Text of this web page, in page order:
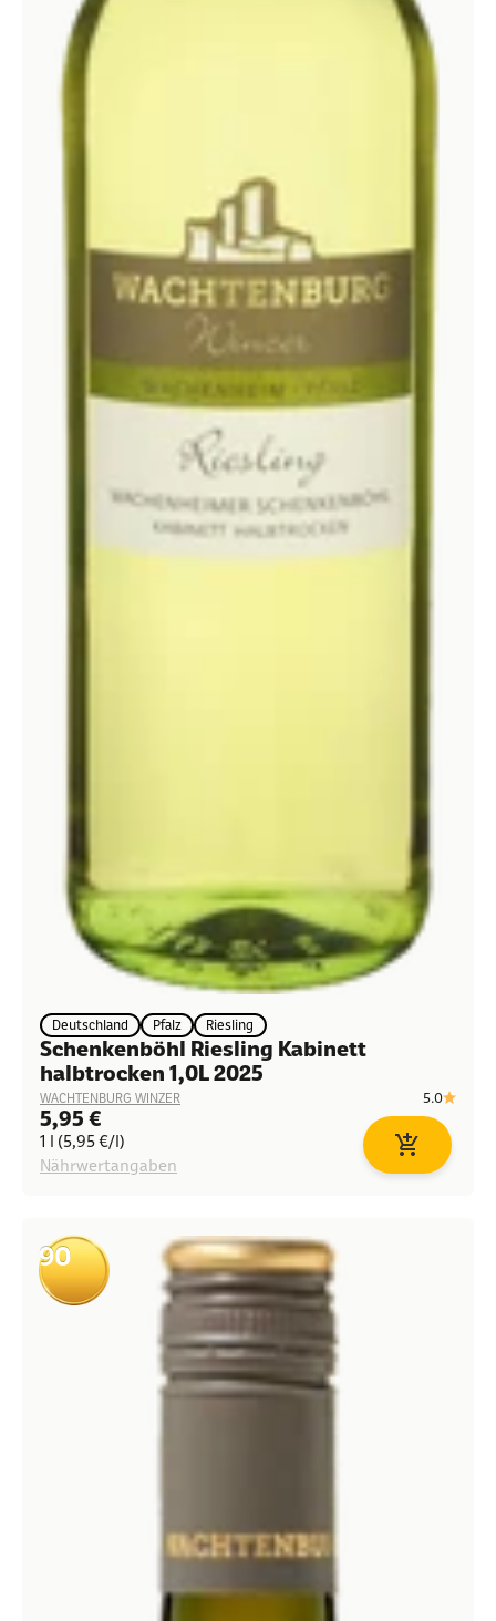
Deutschland Pfalz Riesling
Schenkenböhl Riesling Kabinett
halbtrocken 1,0L 2025
WACHTENBURG WINZER 5.0
Angebot
5,95 €
1 l (5,95 €/l)
Nährwertangaben
In den
90